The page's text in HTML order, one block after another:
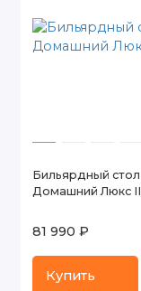
Бильярдный стол
Домашний Люкс II
81 990 ₽
Купить